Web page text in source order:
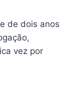
de dois anos
vez por